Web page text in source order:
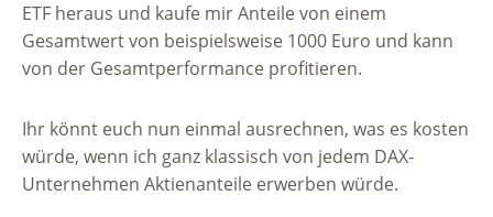
ETF heraus und kaufe mir Anteile von einem
Gesamtwert von beispielsweise 1000 Euro und kann
von der Gesamtperformance profitieren.
Ihr könnt euch nun einmal ausrechnen, was es kosten
würde, wenn ich ganz klassisch von jedem DAX-
Unternehmen Aktienanteile erwerben würde.